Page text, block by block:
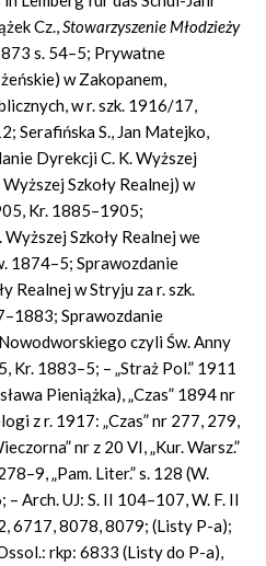
Cz.,Stowarzyszenie Młodzieży
s. 54–5; Prywatne
w Zakopanem,
w r. szk. 1916/17,
Serafińska S., Jan Matejko,
Dyrekcji C. K. Wyższej
Wyższej Szkoły Realnej) w
Kr. 1885–1905;
Szkoły Realnej we
1874–5; Sprawozdanie
Realnej w Stryju za r. szk.
Sprawozdanie
czyli Św. Anny
Kr. 1883–5; – „Straż Pol.” 1911
Pieniążka), „Czas” 1894 nr
z r. 1917: „Czas” nr 277, 279,
nr z 20 VI, „Kur. Warsz.”
„Pam. Liter.” s. 128 (W.
– Arch. UJ: S. II 104–107, W. F. II
6717, 8078, 8079; (Listy P-a);
rkp: 6833 (Listy do P-a),